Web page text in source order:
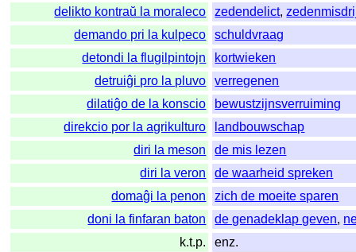
delikto kontraŭ la moraleco
zedendelict,
demando pri la kulpeco
schuldvraag
detondi la flugilpintojn
kortwieken
detruiĝi pro la pluvo
verregenen
dilatiĝo de la konscio
bewustzijnsverruiming
direkcio por la agrikulturo
landbouwschap
diri la meson
de mis lezen
diri la veron
de waarheid spreken
domaĝi la penon
zich de moeite sparen
doni la finfaran baton
de genadeklap geven,
k.t.p.
enz.